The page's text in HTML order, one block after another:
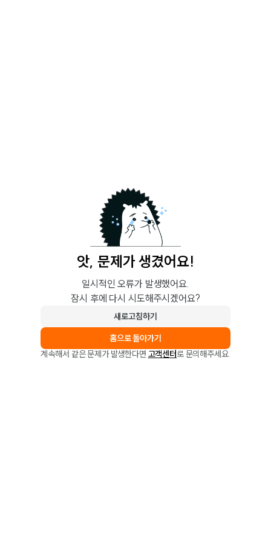
앗, 문제가 생겼어요!
일시적인 오류가 발생했어요.
잠시 후에 다시 시도해주시겠어요?
새로고침하기
홈으로 돌아가기
계속해서 같은 문제가 발생한다면 고객센터로 문의해주세요.